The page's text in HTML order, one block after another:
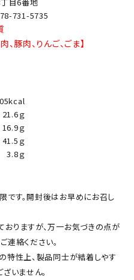
731-5735
、豚肉、りんご、ごま】
21.6ｇ
16.9ｇ
41.5ｇ
3.8ｇ
す。開封後はお早めにお召し
りますが、万一お気づきの点が
連絡ください。
特性上、製品同士が結着しやす
いません。